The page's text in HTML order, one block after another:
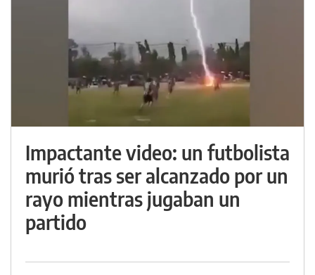
Impactante video: un futbolista
murió tras ser alcanzado por un
rayo mientras jugaban un
partido